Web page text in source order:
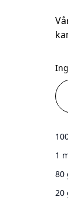
1
80
20